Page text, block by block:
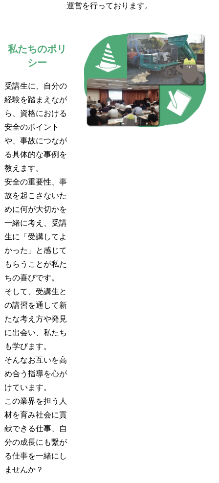
運営を行っております。
私たちのポリ
シー
受講生に、自分の
経験を踏まえなが
ら、資格における
安全のポイント
や、事故につなが
る具体的な事例を
教えます。
安全の重要性、事
故を起こさないた
めに何が大切かを
一緒に考え、受講
生に「受講してよ
かった」と感じて
もらうことが私た
ちの喜びです。
そして、受講生と
の講習を通して新
たな考え方や発見
に出会い、私たち
も学びます。
そんなお互いを高
め合う指導を心が
けています。
この業界を担う人
材を育み社会に貢
献できる仕事、自
分の成長にも繋が
る仕事を一緒にし
ませんか？